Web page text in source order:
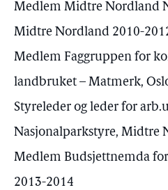
Medlem Midtre Nordland
Midtre Nordland 2010-
Medlem Faggruppen for
landbruket – Matmerk,
Styreleder og leder for
Nasjonalparkstyre, Midtre
Medlem Budsjettnemda
2013-2014